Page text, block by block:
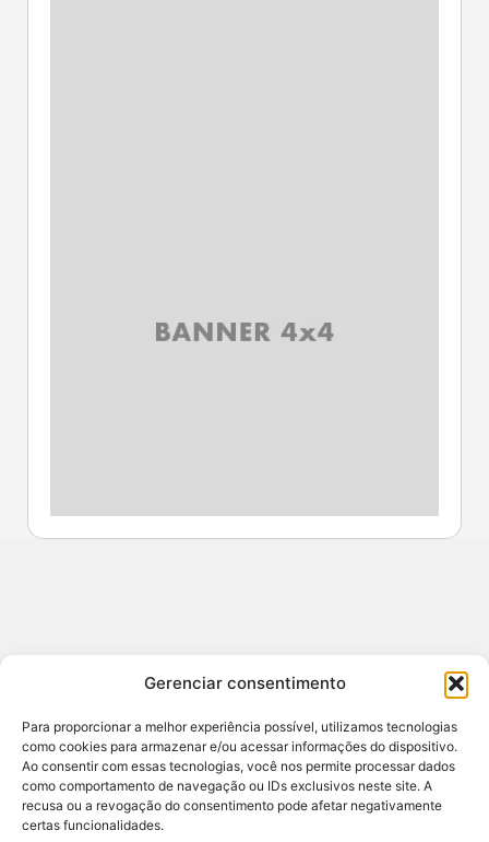
Gerenciar consentimento
Para proporcionar a melhor experiência possível, utilizamos tecnologias
como cookies para armazenar e/ou acessar informações do dispositivo.
Ao consentir com essas tecnologias, você nos permite processar dados
como comportamento de navegação ou IDs exclusivos neste site. A
recusa ou a revogação do consentimento pode afetar negativamente
certas funcionalidades.
Contato
redacao@sertao24horas.com.br
CNPJ: 29.653.084/0001-44 / Central de Noticias
Sertão e Agreste
ENDEREÇO: RUA JOSE AMORIM 7A ANDAR 1,
SANTANA DO IPANEMA, ALAGOAS - BR
RESPONSÁVEL: DAVI VALÕES (82) 99808-2367